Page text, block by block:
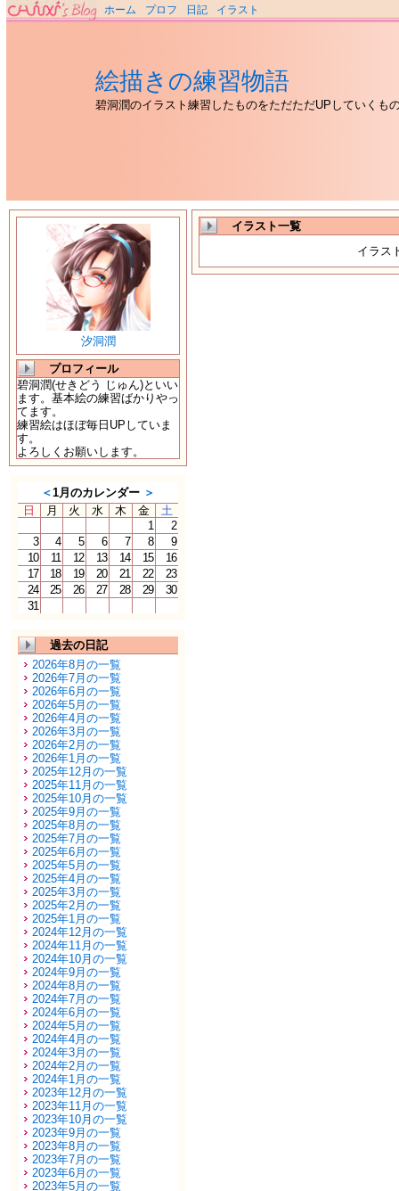
ホーム プロフ 日記 イラスト
絵描きの練習物語
碧洞潤のイラスト練習したものをただただUPしていくも
汐洞潤
プロフィール
碧洞潤(せきどう じゅん)といい
ます。基本絵の練習ばかりやっ
てます。
練習絵はほぼ毎日UPしていま
す。
よろしくお願いします。
＜1月のカレンダー ＞
日
月 火 水 木 金
土
1
2
3
4 5 6 7 8
9
10
11 12 13 14 15
16
17
18 19 20 21 22
23
24
25 26 27 28 29
30
31
過去の日記
2026年8月の一覧
2026年7月の一覧
2026年6月の一覧
2026年5月の一覧
2026年4月の一覧
2026年3月の一覧
2026年2月の一覧
2026年1月の一覧
2025年12月の一覧
2025年11月の一覧
2025年10月の一覧
2025年9月の一覧
2025年8月の一覧
2025年7月の一覧
2025年6月の一覧
2025年5月の一覧
2025年4月の一覧
2025年3月の一覧
2025年2月の一覧
2025年1月の一覧
2024年12月の一覧
2024年11月の一覧
2024年10月の一覧
2024年9月の一覧
2024年8月の一覧
2024年7月の一覧
2024年6月の一覧
2024年5月の一覧
2024年4月の一覧
2024年3月の一覧
2024年2月の一覧
2024年1月の一覧
2023年12月の一覧
2023年11月の一覧
2023年10月の一覧
2023年9月の一覧
2023年8月の一覧
2023年7月の一覧
2023年6月の一覧
2023年5月の一覧
イラスト一覧
イラス